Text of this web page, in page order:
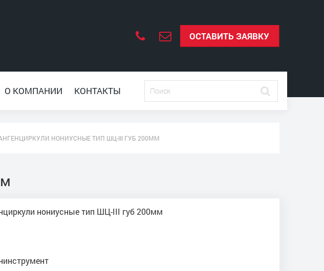
ОСТАВИТЬ ЗАЯВКУ
О КОМПАНИИ КОНТАКТЫ
НОНИУСНЫЕ ТИП ШЦ-III ГУБ 200ММ
нониусные тип ШЦ-III губ 200мм